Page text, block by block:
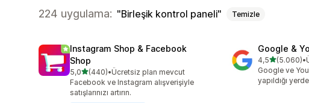
224 uygulama: Birleşik kontrol paneli Temizle
Instagram Shop & Facebook
Shop
5,05 yıldız üzerinden
(440)
toplam 440 değerlendirme
•Ücretsiz plan mevcut
Facebook ve Instagram alışverişiyle
satışlarınızı artırın.
Google &
4,55 yıldız
(5.060)
toplam 5060•
Google ve
yapıldığı